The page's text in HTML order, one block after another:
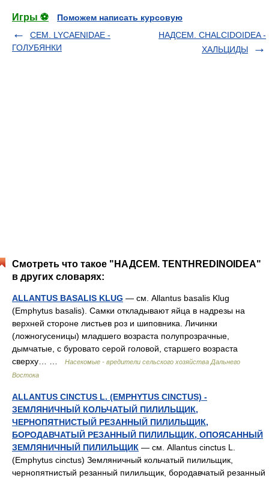
Игры ⚽
Поможем написать курсовую
СЕМ. LYCAENIDAE -
ГОЛУБЯНКИ
НАДСЕМ. CHALCIDOIDEA -
ХАЛЬЦИДЫ
Смотреть что такое "НАДСЕМ. TENTHREDINOIDEA"
в других словарях:
ALLANTUS BASALIS KLUG — см. Allantus basalis Klug
(Emphytus basalis). Самки откладывают яйца в надрезы на
верхней стороне листьев роз и шиповника. Личинки
(ложногусеницы) младшего возраста полупрозрачные,
дымчатые, с буровато серой головой, старшего возраста
сверху… …
Насекомые - вредители сельского хозяйства Дальнего
Востока
ALLANTUS CINCTUS L. (EMPHYTUS CINCTUS) -
ЗЕМЛЯНИЧНЫЙ КОЛЬЧАТЫЙ ПИЛИЛЬЩИК,
ЧЕРНОПЯТНИСТЫЙ РЕЗАННЫЙ ПИЛИЛЬЩИК,
БОРОДАВЧАТЫЙ РЕЗАННЫЙ ПИЛИЛЬЩИК, ОПОЯСАННЫЙ
ЗЕМЛЯНИЧНЫЙ ПИЛИЛЬЩИК — см. Allantus cinctus L.
(Emphytus cinctus) Земляничный кольчатый пилильщик,
чернопятнистый резанный пилильщик, бородавчатый резанный